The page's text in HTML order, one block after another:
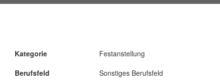
Kategorie
Berufsfeld
Festanstellung
Sonstiges Berufsfeld